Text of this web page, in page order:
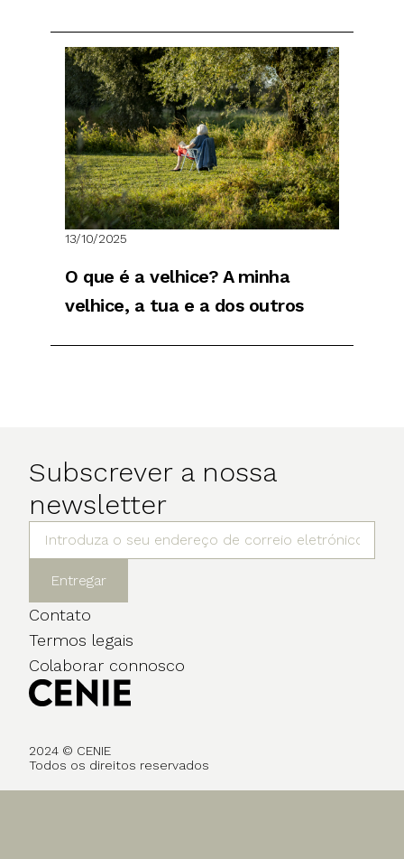
13/10/2025
O que é a velhice? A minha
velhice, a tua e a dos outros
Subscrever a nossa
newsletter
Entregar
Contato
Termos legais
Colaborar connosco
2024 © CENIE
Todos os direitos reservados